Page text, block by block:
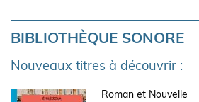
BIBLIOTHÈQUE SONORE
Nouveaux titres à découvrir :
Roman et Nouvelle